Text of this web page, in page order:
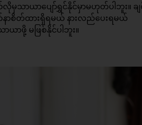
ယာပျော်ရွှင်နိုင်မှာမဟုတ်ပါဘူး။ ခ
စိတ်ထားရှိရမယ် နားလည်ပေးရမယ်
ဖို့ မဖြစ်နိုင်ပါဘူး။